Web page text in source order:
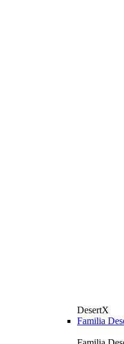
DesertX
Familia